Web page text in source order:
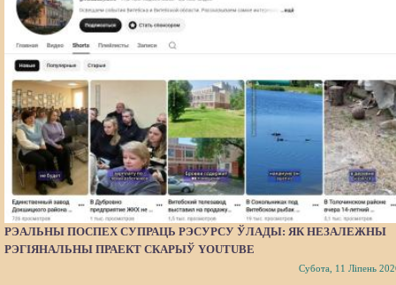
РЭАЛЬНЫ ПОСПЕХ СУПРАЦЬ РЭСУРСУ ЎЛАДЫ: ЯК НЕЗАЛЕЖНЫ
РЭГІЯНАЛЬНЫ ПРАЕКТ СКАРЫЎ YOUTUBE
Субота, 11 Ліпень